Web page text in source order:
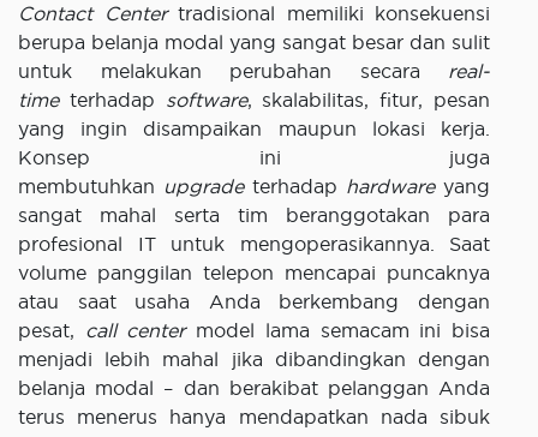
Contact Centertradisional memiliki konsekuensi
berupa belanja modal yang sangat besar dan sulit
untuk melakukan perubahan secara real-
timeterhadap software, skalabilitas, fitur, pesan
yang ingin disampaikan maupun lokasi kerja.
Konsep ini juga
membutuhkan upgradeterhadap hardwareyang
sangat mahal serta tim beranggotakan para
profesional IT untuk mengoperasikannya. Saat
volume panggilan telepon mencapai puncaknya
atau saat usaha Anda berkembang dengan
pesat, call centermodel lama semacam ini bisa
menjadi lebih mahal jika dibandingkan dengan
belanja modal – dan berakibat pelanggan Anda
terus menerus hanya mendapatkan nada sibuk